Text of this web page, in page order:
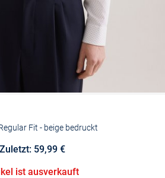
Fit - beige bedruckt
Zuletzt: 59,99 €
ist ausverkauft